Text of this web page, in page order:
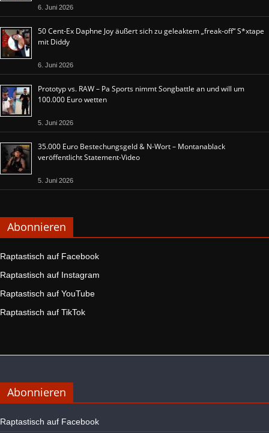
6. Juni 2026
50 Cent-Ex Daphne Joy äußert sich zu geleaktem „freak-off“ S*xtape
mit Diddy
6. Juni 2026
Prototyp vs. RAW – Pa Sports nimmt Songbattle an und will um
100.000 Euro wetten
5. Juni 2026
35.000 Euro Bestechungsgeld & N-Wort – Montanablack
veröffentlicht Statement-Video
5. Juni 2026
Abonnieren
Raptastisch auf Facebook
Raptastisch auf Instagram
Raptastisch auf YouTube
Raptastisch auf TikTok
Abonnieren
Raptastisch auf Facebook